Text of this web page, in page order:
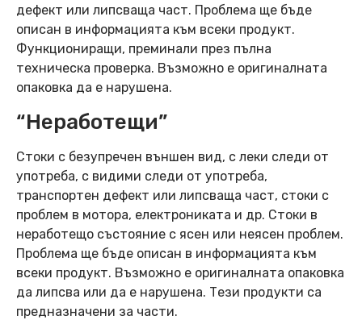
дефект или липсваща част. Проблема ще бъде
описан в информацията към всеки продукт.
Функциониращи, преминали през пълна
техническа проверка. Възможно е оригиналната
опаковка да е нарушена.
“Неработещи”
Стоки с безупречен външен вид, с леки следи от
употреба, с видими следи от употреба,
транспортен дефект или липсваща част, стоки с
проблем в мотора, електрониката и др. Стоки в
неработещо състояние с ясен или неясен проблем.
Проблема ще бъде описан в информацията към
всеки продукт. Възможно е оригиналната опаковка
да липсва или да е нарушена. Тези продукти са
предназначени за части.